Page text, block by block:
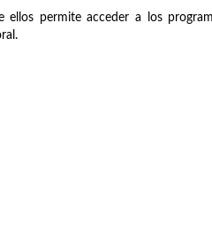
ellos permite acceder a los